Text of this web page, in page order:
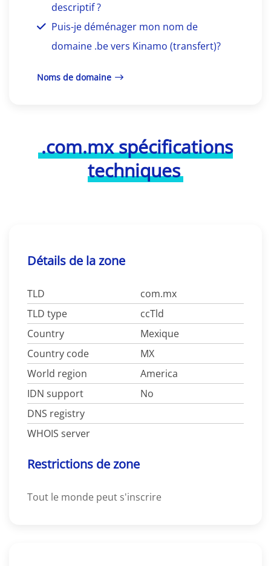
descriptif ?
Puis-je déménager mon nom de
domaine .be vers Kinamo (transfert)?
Noms de domaine
.com.mx spécifications
techniques
Détails de la zone
TLD
com.mx
TLD type
ccTld
Country
Mexique
Country code
MX
World region
America
IDN support
No
DNS registry
WHOIS server
Restrictions de zone
Tout le monde peut s'inscrire